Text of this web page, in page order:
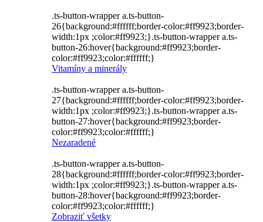
.ts-button-wrapper a.ts-button-
26{background:#ffffff;border-color:#ff9923;border-
width:1px ;color:#ff9923;}.ts-button-wrapper a.ts-
button-26:hover{background:#ff9923;border-
color:#ff9923;color:#ffffff;}
Vitamíny a minerály
.ts-button-wrapper a.ts-button-
27{background:#ffffff;border-color:#ff9923;border-
width:1px ;color:#ff9923;}.ts-button-wrapper a.ts-
button-27:hover{background:#ff9923;border-
color:#ff9923;color:#ffffff;}
Nezaradené
.ts-button-wrapper a.ts-button-
28{background:#ffffff;border-color:#ff9923;border-
width:1px ;color:#ff9923;}.ts-button-wrapper a.ts-
button-28:hover{background:#ff9923;border-
color:#ff9923;color:#ffffff;}
Zobraziť všetky